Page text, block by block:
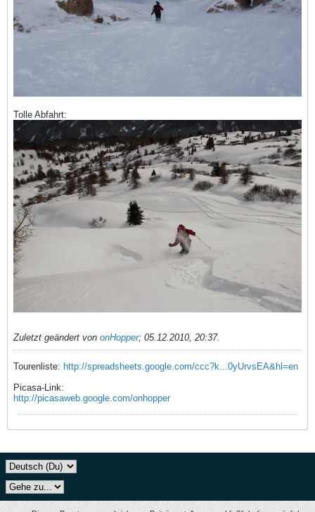
Tolle Abfahrt:
Zuletzt geändert von onHopper; 05.12.2010, 20:37.
Tourenliste: http://spreadsheets.google.com/ccc?k...0yUrvsEA&hl=en
Picasa-Link:
http://picasaweb.google.com/onhopper